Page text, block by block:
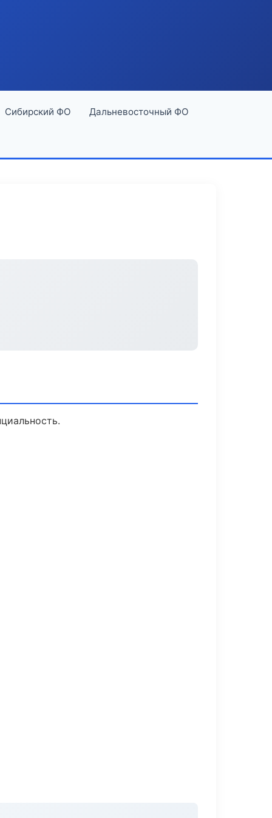
Сибирский ФО Дальневосточный ФО